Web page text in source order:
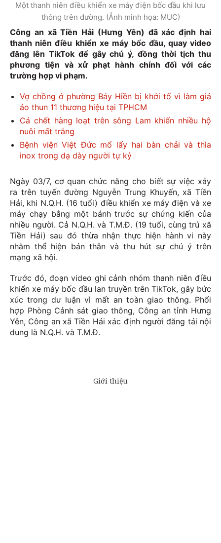
Một thanh niên điều khiển xe máy điện bốc đầu khi lưu
thông trên đường. (Ảnh minh họa: MUC)
Công an xã Tiền Hải (Hưng Yên) đã xác định hai
thanh niên điều khiển xe máy bốc đầu, quay video
đăng lên TikTok để gây chú ý, đồng thời tịch thu
phương tiện và xử phạt hành chính đối với các
trường hợp vi phạm.
Vợ chồng ở phường Bảy Hiền bị khởi tố vì làm giả
áo thun 11 thương hiệu tại TPHCM
Cá chết hàng loạt trên sông Lam khiến nhiều hộ
nuôi mất trắng
Bệnh viện Việt Đức mổ lấy hai bàn chải và thìa
inox trong dạ dày người tự kỷ
Ngày 03/7, cơ quan chức năng cho biết sự việc xảy
ra trên tuyến đường Nguyễn Trung Khuyến, xã Tiền
Hải, khi N.Q.H. (16 tuổi) điều khiển xe máy điện và xe
máy chạy bằng một bánh trước sự chứng kiến của
nhiều người. Cả N.Q.H. và T.M.Đ. (19 tuổi, cùng trú xã
Tiền Hải) sau đó thừa nhận thực hiện hành vi này
nhằm thể hiện bản thân và thu hút sự chú ý trên
mạng xã hội.
Trước đó, đoạn video ghi cảnh nhóm thanh niên điều
khiển xe máy bốc đầu lan truyền trên TikTok, gây bức
xúc trong dư luận vì mất an toàn giao thông. Phối
hợp Phòng Cảnh sát giao thông, Công an tỉnh Hưng
Yên, Công an xã Tiền Hải xác định người đăng tải nội
dung là N.Q.H. và T.M.Đ.